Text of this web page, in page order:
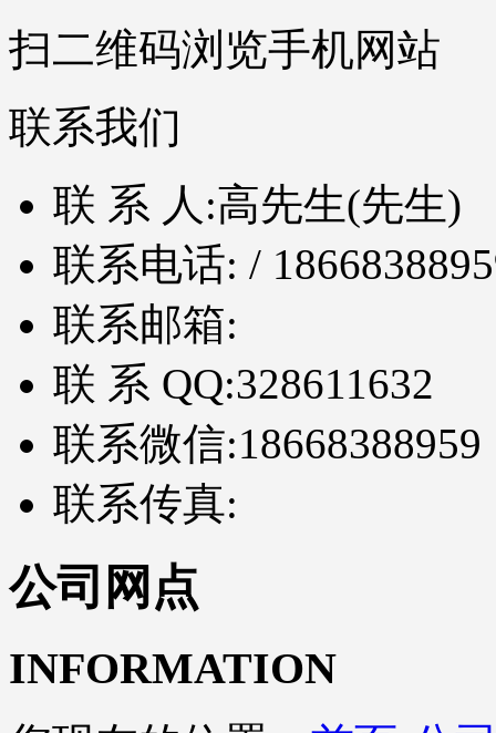
扫二维码浏览手机网站
联系我们
联 系 人:高先生(先生)
联系电话: /
联系邮箱:
联 系 QQ:328611632
联系微信:18668388959
联系传真:
公司网点
INFORMATION